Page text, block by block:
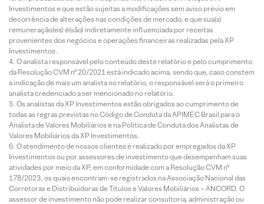
Investimentos e que estão sujeitas a modificações sem aviso prévio em
decorrência de alterações nas condições de mercado, e que sua(s)
remuneração(es) é(são) indiretamente influenciada por receitas
provenientes dos negócios e operações financeiras realizadas pela XP
Investimentos.
O analista responsável pelo conteúdo deste relatório e pelo cumprimento
da Resolução CVM nº 20/2021 está indicado acima, sendo que, caso constem
a indicação de mais um analista no relatório, o responsável será o primeiro
analista credenciado a ser mencionado no relatório.
Os analistas da XP Investimentos estão obrigados ao cumprimento de
todas as regras previstas no Código de Conduta da APIMEC Brasil para o
Analista de Valores Mobiliários e na Política de Conduta dos Analistas de
Valores Mobiliários da XP Investimentos.
O atendimento de nossos clientes é realizado por empregados da XP
Investimentos ou por assessores de investimento que desempenham suas
atividades por meio da XP, em conformidade com a Resolução CVM nº
178/2023, os quais encontram-se registrados na Associação Nacional das
Corretoras e Distribuidoras de Títulos e Valores Mobiliários – ANCORD. O
assessor de investimento não pode realizar consultoria, administração ou